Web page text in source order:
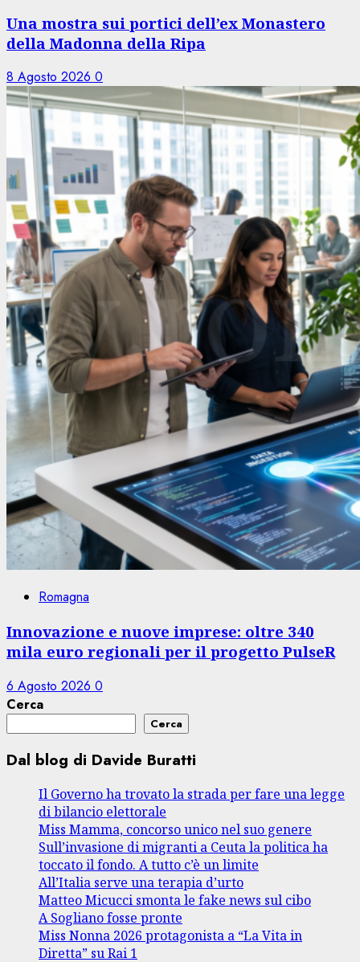
Una mostra sui portici dell’ex Monastero
della Madonna della Ripa
8 Agosto 2026 0
Romagna
Innovazione e nuove imprese: oltre 340
mila euro regionali per il progetto PulseR
6 Agosto 2026 0
Cerca
Cerca
Dal blog di Davide Buratti
Il Governo ha trovato la strada per fare una legge
di bilancio elettorale
Miss Mamma, concorso unico nel suo genere
Sull’invasione di migranti a Ceuta la politica ha
toccato il fondo. A tutto c’è un limite
All’Italia serve una terapia d’urto
Matteo Micucci smonta le fake news sul cibo
A Sogliano fosse pronte
Miss Nonna 2026 protagonista a “La Vita in
Diretta” su Rai 1